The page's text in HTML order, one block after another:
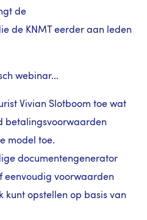
de
de KNMT eerder aan leden
webinar...
Vivian Slotboom toe wat
betalingsvoorwaarden
model toe.
documentengenerator
eenvoudig voorwaarden
kunt opstellen op basis van